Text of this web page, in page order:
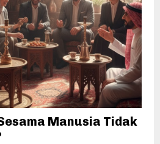
Manusia Tidak